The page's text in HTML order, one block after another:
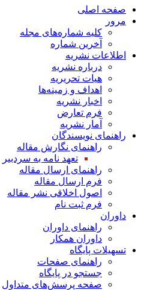
صفحه اصلی
مرور
کلیه شماره‌های مجله
آخرین شماره
اطلاعات نشریه
درباره نشریه
هیات تحریریه
اهداف و زمینه‌ها
اخبار نشریه
فرم تعارض
آمار نشریه
راهنمای نویسندگان
راهنمای نگارش مقاله
تعهد نامه به سردبیر
راهنمای ارسال مقاله
فرم ارسال مقاله
اصول اخلاقی نشر مقاله
فرم ثبت نام
داوران
راهنمای داوران
داوران همکار
تسهیلات پایگاه
راهنمای صفحات
جستجو در پایگاه
صفحه پرسش‌های متداول